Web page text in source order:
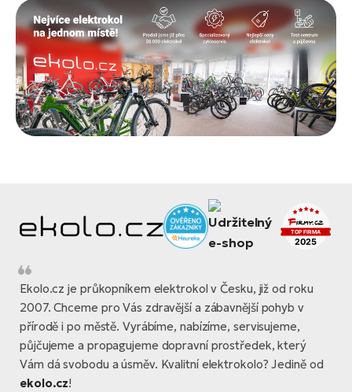
Ekolo.cz je průkopníkem elektrokol v Česku, již od roku
2007. Chceme pro Vás zdravější a zábavnější pohyb v
přírodě i po městě. Vyrábíme, nabízíme, servisujeme,
půjčujeme a propagujeme dopravní prostředek, který
Vám dá svobodu a úsměv. Kvalitní elektrokolo? Jedině od
ekolo.cz!